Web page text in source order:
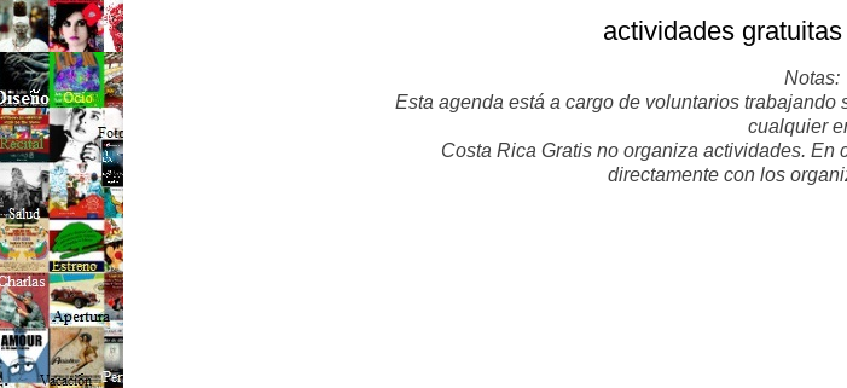
actividades
Notas:
Esta agenda está a cargo de voluntarios
cualquier
Costa Rica Gratis no organiza actividades. En
directamente con los